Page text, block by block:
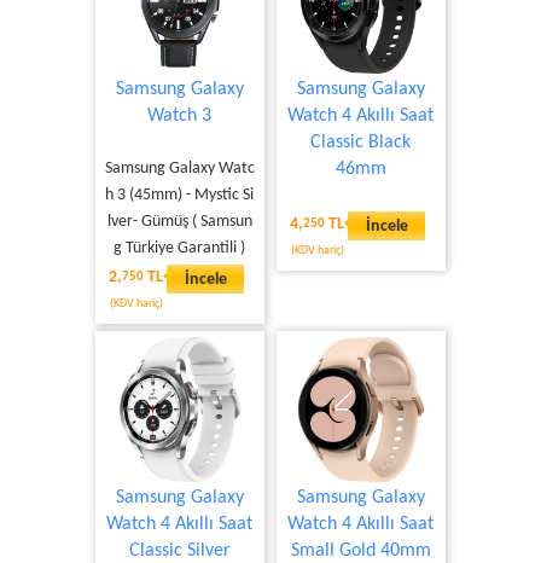
Samsung Galaxy
Watch 3
Samsung Galaxy Watc
h 3 (45mm) - Mystic Si
lver- Gümüş ( Samsun
g Türkiye Garantili )
2,750 TL
(KDV hariç)
İncele
Samsung Galaxy
Watch 4 Akıllı Saat
Classic Black
46mm
4,250 TL
(KDV hariç)
İncele
Samsung Galaxy
Watch 4 Akıllı Saat
Classic Silver
Samsung Galaxy
Watch 4 Akıllı Saat
Small Gold 40mm